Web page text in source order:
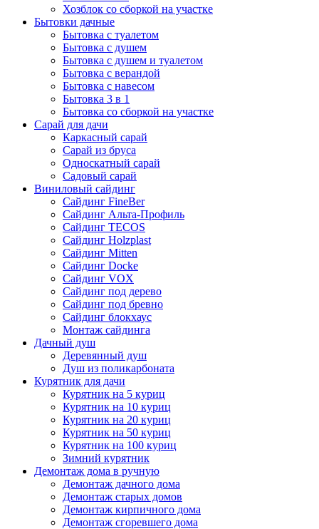
Хозблок со сборкой на участке
Бытовки дачные
Бытовка с туалетом
Бытовка с душем
Бытовка с душем и туалетом
Бытовка с верандой
Бытовка с навесом
Бытовка 3 в 1
Бытовка со сборкой на участке
Сарай для дачи
Каркасный сарай
Сарай из бруса
Односкатный сарай
Садовый сарай
Виниловый сайдинг
Сайдинг FineBer
Сайдинг Альта-Профиль
Сайдинг TECOS
Сайдинг Holzplast
Сайдинг Mitten
Сайдинг Docke
Сайдинг VOX
Сайдинг под дерево
Сайдинг под бревно
Сайдинг блокхаус
Монтаж сайдинга
Дачный душ
Деревянный душ
Душ из поликарбоната
Курятник для дачи
Курятник на 5 куриц
Курятник на 10 куриц
Курятник на 20 куриц
Курятник на 50 куриц
Курятник на 100 куриц
Зимний курятник
Демонтаж дома в ручную
Демонтаж дачного дома
Демонтаж старых домов
Демонтаж кирпичного дома
Демонтаж сгоревшего дома